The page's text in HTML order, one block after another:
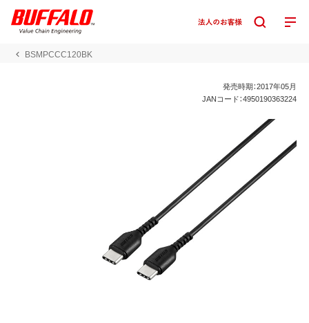
BSMPCCC120BK
発売時期：2017年05月
JANコード：4950190363224